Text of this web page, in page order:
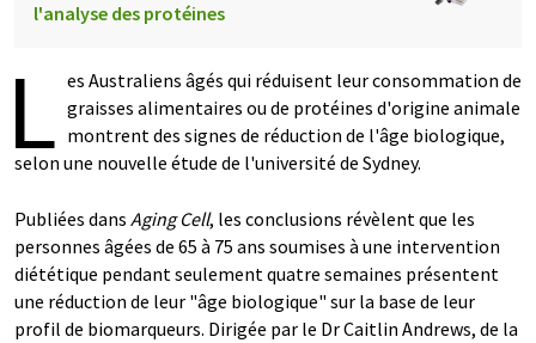
l'analyse des protéines
L es Australiens âgés qui réduisent leur consommation de
graisses alimentaires ou de protéines d'origine animale
montrent des signes de réduction de l'âge biologique,
selon une nouvelle étude de l'université de Sydney.
Publiées dans Aging Cell, les conclusions révèlent que les
personnes âgées de 65 à 75 ans soumises à une intervention
diététique pendant seulement quatre semaines présentent
une réduction de leur "âge biologique" sur la base de leur
profil de biomarqueurs. Dirigée par le Dr Caitlin Andrews, de la